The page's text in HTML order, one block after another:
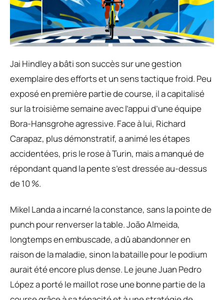
Jai Hindley a bâti son succès sur une gestion
exemplaire des efforts et un sens tactique froid. Peu
exposé en première partie de course, il a capitalisé
sur la troisième semaine avec l’appui d’une équipe
Bora-Hansgrohe agressive. Face à lui, Richard
Carapaz, plus démonstratif, a animé les étapes
accidentées, pris le rose à Turin, mais a manqué de
répondant quand la pente s’est dressée au-dessus
de 10 %.
Mikel Landa a incarné la constance, sans la pointe de
punch pour renverser la table. João Almeida,
longtemps en embuscade, a dû abandonner en
raison de la maladie, sinon la bataille pour le podium
aurait été encore plus dense. Le jeune Juan Pedro
López a porté le maillot rose une bonne partie de la